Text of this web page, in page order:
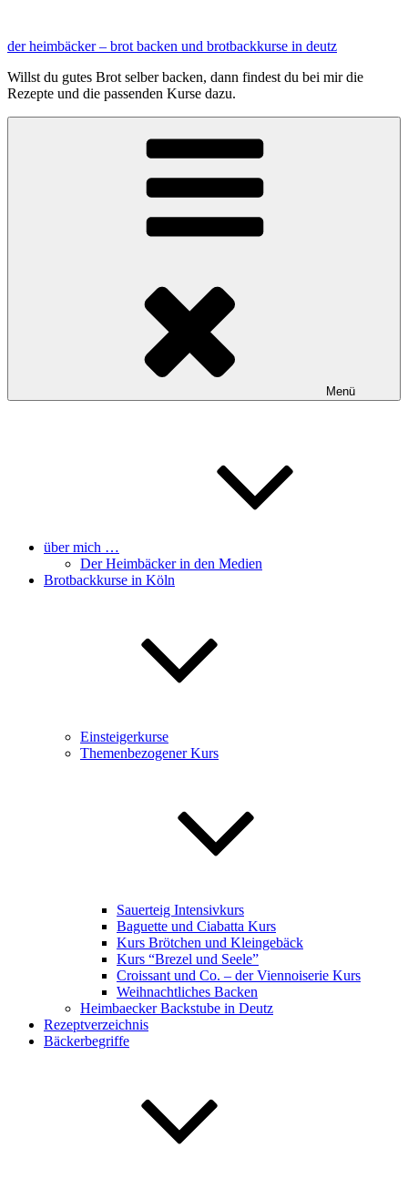
springen
der heimbäcker – brot backen und brotbackkurse in deutz
Willst du gutes Brot selber backen, dann findest du bei mir die
Rezepte und die passenden Kurse dazu.
Menü
über mich …
Der Heimbäcker in den Medien
Brotbackkurse in Köln
Einsteigerkurse
Themenbezogener Kurs
Sauerteig Intensivkurs
Baguette und Ciabatta Kurs
Kurs Brötchen und Kleingebäck
Kurs “Brezel und Seele”
Croissant und Co. – der Viennoiserie Kurs
Weihnachtliches Backen
Heimbaecker Backstube in Deutz
Rezeptverzeichnis
Bäckerbegriffe